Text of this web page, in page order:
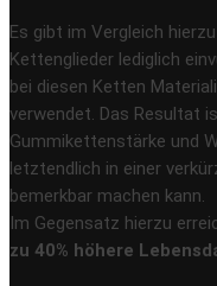
Es gibt im Vergleich
Kettenglieder lediglich
bei diesen Ketten
verwendet. Das Resultat
Gummikettenstärke und
letztendlich in einer
bemerkbar machen kann.
Im Gegensatz hierzu
zu 40% höhere